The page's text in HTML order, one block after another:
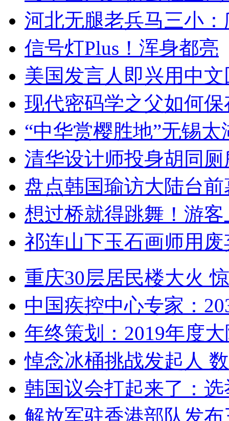
河北无腿老兵马三小
信号灯Plus！浑身都亮
美国发言人即兴用中
现代密码学之父如何
“中华赏樱胜地”无锡
清华设计师投身胡同
盘点韩国瑜访大陆台
想过桥就得跳舞！游客
祁连山下玉石画师用
重庆30层居民楼大火
中国疾控中心专家：
年终策划：2019年度
悼念冰桶挑战发起人
韩国议会打起来了：
解放军驻香港部队发